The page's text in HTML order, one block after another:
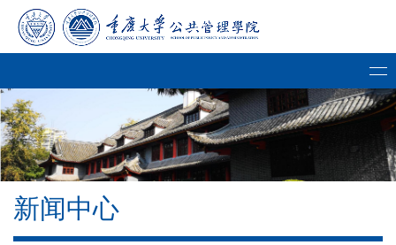
新闻中心